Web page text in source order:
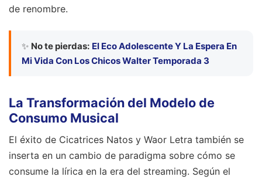
de renombre.
✨ No te pierdas: El Eco Adolescente Y La Espera En
Mi Vida Con Los Chicos Walter Temporada 3
La Transformación del Modelo de
Consumo Musical
El éxito de Cicatrices Natos y Waor Letra también se
inserta en un cambio de paradigma sobre cómo se
consume la lírica en la era del streaming. Según el